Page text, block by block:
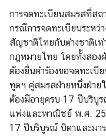
ส
อ
ท
.
|
A
b
o
การจดทะเบียนสมรสที่สถ
กรณีการจดทะเบียนระหว่
สัญชาติไทยกับต่างชาติเ
กฎหมายไทย โดยทั้งสอง
ต้องยื่นคำร้องขอจดทะเบี
ทูตฯ คู่สมรสฝ่ายหนึ่งฝ่า
ต้องมีอายุครบ 17 ปีบริบู
แพ่งและพาณิชย์ พ.ศ.
17 ปีบริบูรณ์ บิดาและมา